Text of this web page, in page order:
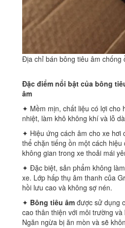
Địa chỉ bán bông tiêu âm chống
Đặc điểm nổi bật của bông
âm
✦ Mềm mịn, chất liệu có lợi cho
nhiệt, làm khô không khí và lỗ
✦ Hiệu ứng cách âm cho xe hơi
thể chặn tiếng ồn một cách
không gian trong xe thoải mái
✦ Đặc biệt, sản phẩm không
xe. Lớp hấp thụ âm thanh của
hồi lưu cao và không sợ nén.
✦ Bông tiêu âm được sử dụng
cao thân thiện với môi trường và
Ngăn ngừa bị ăn mòn và sẽ